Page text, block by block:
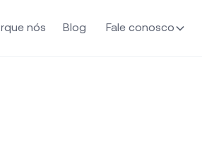
nós Blog Fale conosco